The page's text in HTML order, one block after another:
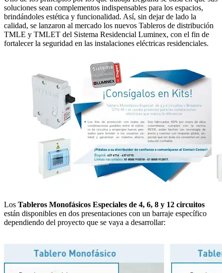
soluciones sean complementos indispensables para los espacios,
brindándoles estética y funcionalidad. Así, sin dejar de lado la
calidad, se lanzaron al mercado los nuevos Tableros de distribución
TMLE y TMLET del Sistema Residencial Luminex, con el fin de
fortalecer la seguridad en las instalaciones eléctricas residenciales.
Los Tableros Monofásicos Especiales de 4, 6, 8 y 12 circuitos
están disponibles en dos presentaciones con un barraje específico
dependiendo del proyecto que se vaya a desarrollar: